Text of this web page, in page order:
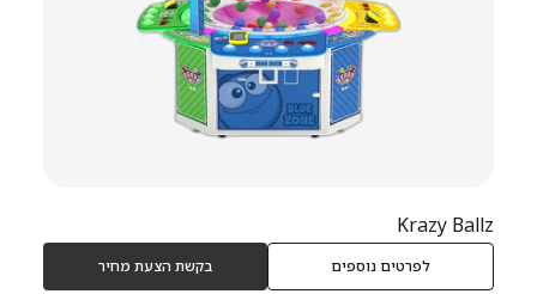
Krazy Ballz
לפרטים נוספים בקשת הצעת מחיר